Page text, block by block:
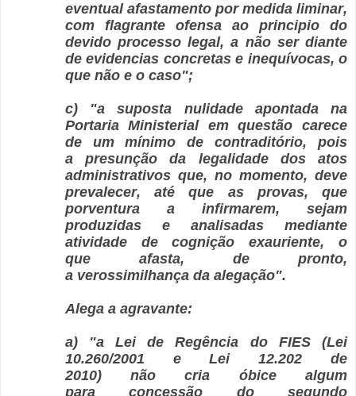
eventual afastamento por medida liminar,
com flagrante ofensa ao principio do
devido processo legal, a não ser diante
de evidencias concretas e inequívocas, o
que não e o caso";
c) "a suposta nulidade apontada na
Portaria Ministerial em questão carece
de um mínimo de contraditório, pois
a presunção da legalidade dos atos
administrativos que, no momento, deve
prevalecer, até que as provas, que
porventura a infirmarem, sejam
produzidas e analisadas mediante
atividade de cognição exauriente, o
que afasta, de pronto,
a verossimilhança da alegação".
Alega a agravante:
a) "a Lei de Regência do FIES (Lei
10.260/2001 e Lei 12.202 de
2010) não cria óbice algum
para concessão do segundo